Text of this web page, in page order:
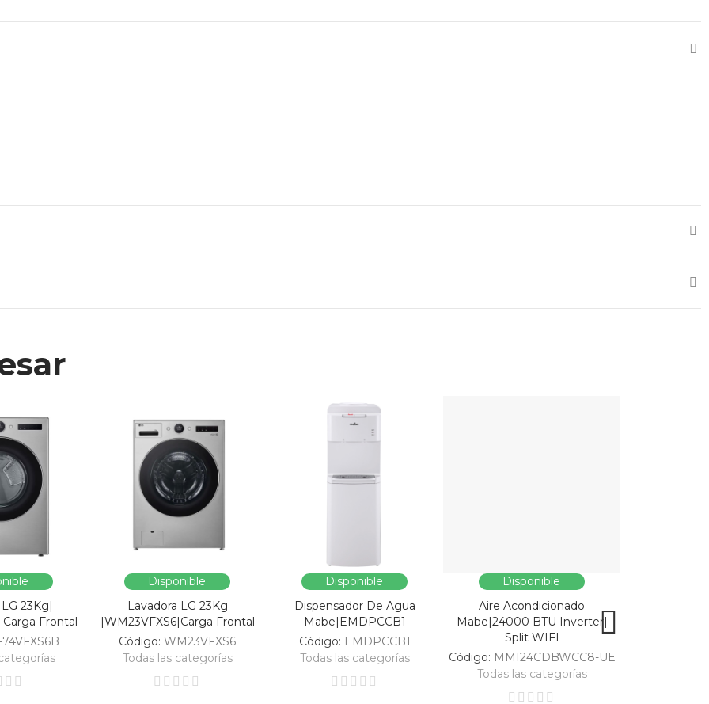
23Kg|
Carga Frontal
Disponible
Lavadora LG 23Kg
|WM23VFXS6|Carga Frontal
Código: WM23VFXS6
Todas las categorías
Disponible
Dispensador De Agua
Mabe|EMDPCCB1
Código: EMDPCCB1
Todas las categorías
Disponible
Aire Acondicionado
Mabe|24000 BTU Inverter|
Split WIFI
Código: MMI24CDBWCC8-UE
Todas las categorías